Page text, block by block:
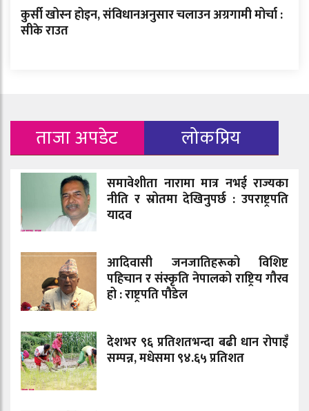
कुर्सी खोस्न होइन, संविधानअनुसार चलाउन अग्रगामी मोर्चा :
सीके राउत
ताजा अपडेट लोकप्रिय
समावेशीता नारामा मात्र नभई राज्यका
नीति र स्रोतमा देखिनुपर्छ : उपराष्ट्रपति
यादव
आदिवासी जनजातिहरूको विशिष्ट
पहिचान र संस्कृति नेपालको राष्ट्रिय गौरव
हो : राष्ट्रपति पौडेल
देशभर ९६ प्रतिशतभन्दा बढी धान रोपाइँ
सम्पन्न, मधेसमा ९४.६५ प्रतिशत